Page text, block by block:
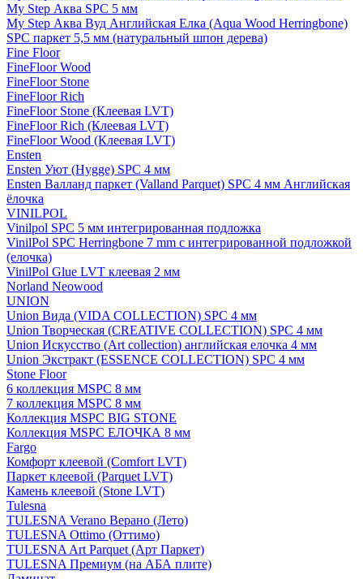
My Step Аква SPC 5 мм
My Step Аква Вуд Английская Елка (Aqua Wood Herringbone)
SPC паркет 5,5 мм (натуральный шпон дерева)
Fine Floor
FineFloor Wood
FineFloor Stone
FineFloor Rich
FineFloor Stone (Клеевая LVT)
FineFloor Rich (Клеевая LVT)
FineFloor Wood (Клеевая LVT)
Ensten
Ensten Уют (Hygge) SPC 4 мм
Ensten Валланд паркет (Valland Parquet) SPC 4 мм Английская
ёлочка
VINILPOL
Vinilpol SPC 5 мм интегрированная подложка
VinilPol SPC Herringbone 7 mm с интегрированной подложкой
(елочка)
VinilPol Glue LVT клеевая 2 мм
Norland Neowood
UNION
Union Вида (VIDA COLLECTION) SPC 4 мм
Union Творческая (CREATIVE COLLECTION) SPC 4 мм
Union Искусство (Art collection) английская елочка 4 мм
Union Экстракт (ESSENCE COLLECTION) SPC 4 мм
Stone Floor
6 коллекция MSPC 8 мм
7 коллекция MSPC 8 мм
Коллекция MSPC BIG STONE
Коллекция MSPC ЕЛОЧКА 8 мм
Fargo
Комфорт клеевой (Comfort LVT)
Паркет клеевой (Parquet LVT)
Камень клеевой (Stone LVT)
Tulesna
TULESNA Verano Верано (Лето)
TULESNA Ottimo (Оттимо)
TULESNA Art Parquet (Арт Паркет)
TULESNA Премиум (на АБА плите)